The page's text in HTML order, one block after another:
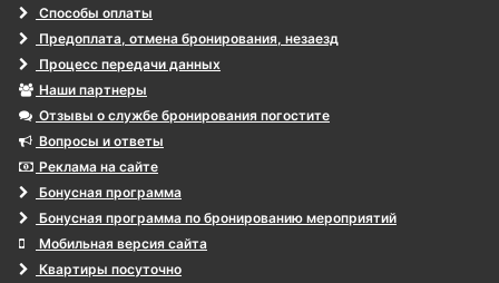
Способы оплаты
Предоплата, отмена бронирования, незаезд
Процесс передачи данных
Наши партнеры
Отзывы о службе бронирования погостите
Вопросы и ответы
Реклама на сайте
Бонусная программа
Бонусная программа по бронированию мероприятий
Мобильная версия сайта
Квартиры посуточно